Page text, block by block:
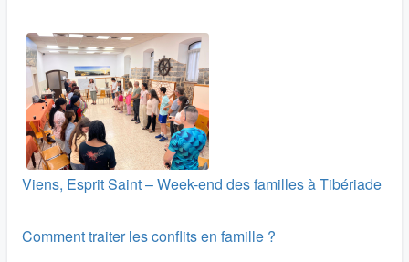
Viens, Esprit Saint – Week-end des familles à Tibériade
Comment traiter les conflits en famille ?